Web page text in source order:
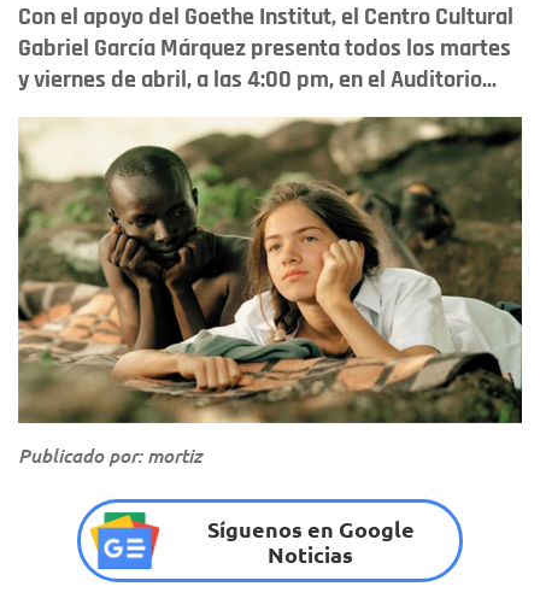
Con el apoyo del Goethe Institut, el Centro Cultural
Gabriel García Márquez presenta todos los martes
y viernes de abril, a las 4:00 pm, en el Auditorio...
Publicado por: mortiz
Síguenos en Google
Noticias